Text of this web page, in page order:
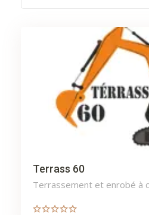
Terrass 60
Terrassement et enrobé à